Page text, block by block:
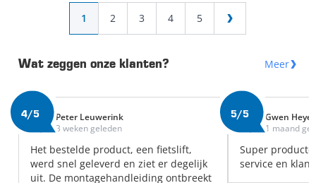
U lees momenteel pagina
1 Pagina
2 Pagina
3 Pagina
4 Pagina
5 Pagina
Wat zeggen onze klanten? Meer
4/5
Peter Leuwerink
3 weken geleden
Het bestelde product, een fietslift,
werd snel geleverd en ziet er degelijk
uit. De montagehandleiding ontbreekt
5/5
Gwen Heye
1 maand
Super
service en